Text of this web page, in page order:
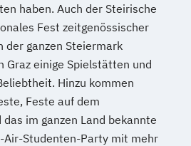
(DE/EN)
(DE/EN)
Health
für
haben. Auch der Steirische
Fest zeitgenössischer
der ganzen Steiermark
einige Spielstätten und
Hinzu kommen
Feste auf dem
im ganzen Land bekannte
Air-Studenten-Party mit mehr